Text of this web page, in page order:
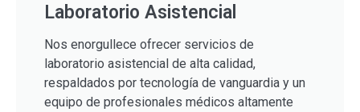
Laboratorio Asistencial
Nos enorgullece ofrecer servicios de
laboratorio asistencial de alta calidad,
respaldados por tecnología de vanguardia y un
equipo de profesionales médicos altamente